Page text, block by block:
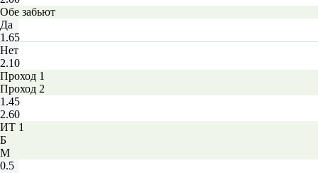
Обе забьют
Да
1.65
Нет
2.10
Проход 1
Проход 2
1.45
2.60
ИТ 1
Б
М
0.5